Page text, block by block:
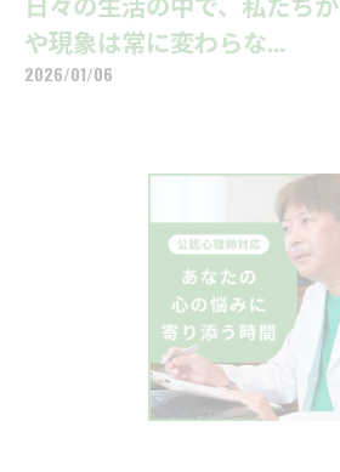
や現象は常に変わらな...
2026/01/06